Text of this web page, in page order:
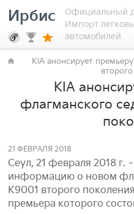
Ирбис
Официальный
Импорт
автомобилей
KIA анонсирует
KIA
флагманского
21 ФЕВРАЛЯ 2018
Сеул, 21 февраля 2018 г.
информацию о новом
K9001 второго
премьера которого